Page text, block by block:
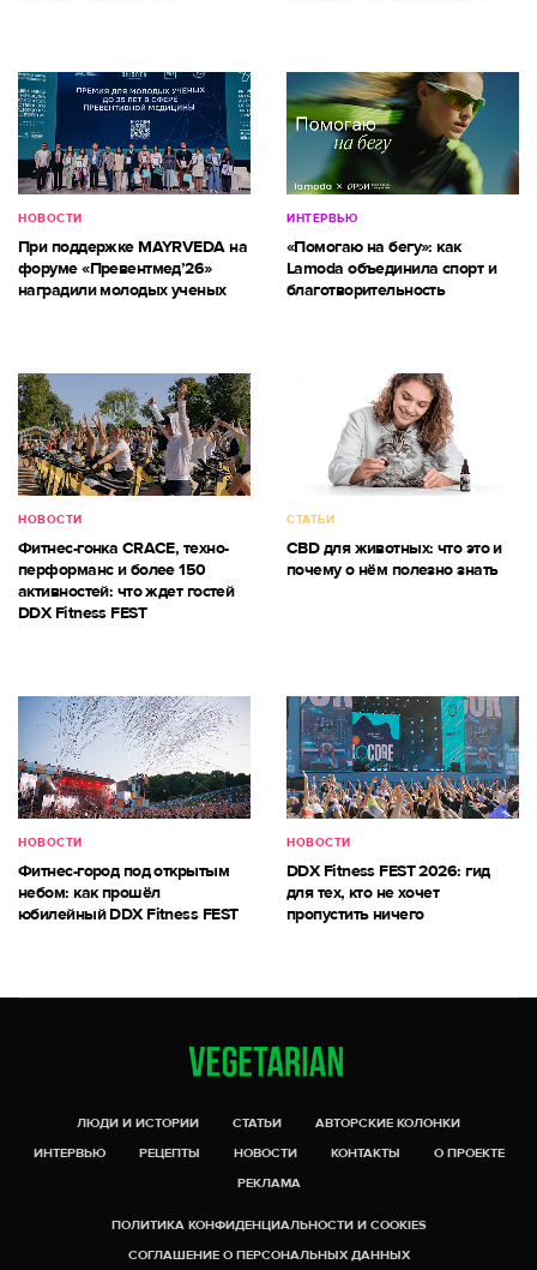
НОВОСТИ
При поддержке MAYRVEDA на
форуме «Превентмед’26»
наградили молодых ученых
ИНТЕРВЬЮ
«Помогаю на бегу»: как
Lamoda объединила спорт и
благотворительность
НОВОСТИ
Фитнес-гонка CRACE, техно-
перформанс и более 150
активностей: что ждет гостей
DDX Fitness FEST
СТАТЬИ
CBD для животных: что это и
почему о нём полезно знать
НОВОСТИ
Фитнес-город под открытым
небом: как прошёл
юбилейный DDX Fitness FEST
НОВОСТИ
DDX Fitness FEST 2026: гид
для тех, кто не хочет
пропустить ничего
ЛЮДИ И ИСТОРИИ СТАТЬИ
АВТОРСКИЕ КОЛОНКИ
ИНТЕРВЬЮ
РЕЦЕПТЫ НОВОСТИ КОНТАКТЫ
О ПРОЕКТЕ
РЕКЛАМА
ПОЛИТИКА КОНФИДЕНЦИАЛЬНОСТИ И COOKIES
СОГЛАШЕНИЕ О ПЕРСОНАЛЬНЫХ ДАННЫХ